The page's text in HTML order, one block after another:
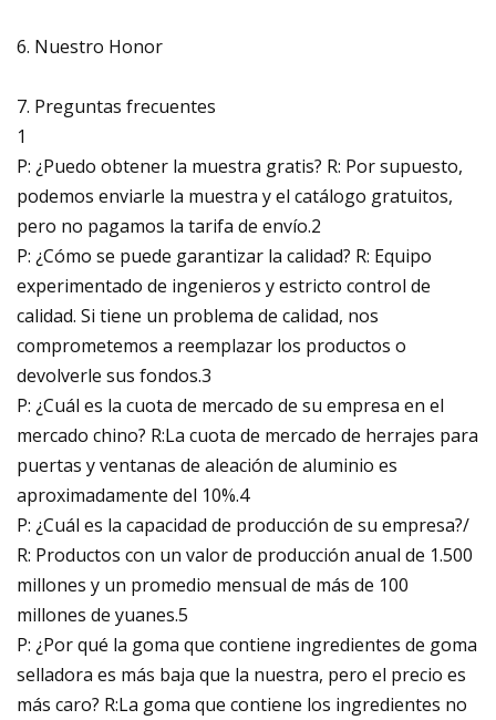
6. Nuestro Honor
7. Preguntas frecuentes
1
P: ¿Puedo obtener la muestra gratis? R: Por supuesto,
podemos enviarle la muestra y el catálogo gratuitos,
pero no pagamos la tarifa de envío.2
P: ¿Cómo se puede garantizar la calidad? R: Equipo
experimentado de ingenieros y estricto control de
calidad. Si tiene un problema de calidad, nos
comprometemos a reemplazar los productos o
devolverle sus fondos.3
P: ¿Cuál es la cuota de mercado de su empresa en el
mercado chino? R:La cuota de mercado de herrajes para
puertas y ventanas de aleación de aluminio es
aproximadamente del 10%.4
P: ¿Cuál es la capacidad de producción de su empresa?/
R: Productos con un valor de producción anual de 1.500
millones y un promedio mensual de más de 100
millones de yuanes.5
P: ¿Por qué la goma que contiene ingredientes de goma
selladora es más baja que la nuestra, pero el precio es
más caro? R:La goma que contiene los ingredientes no